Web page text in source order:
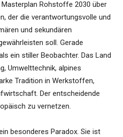
Rohstoffe 2030 über
der die verantwortungsvolle und
und sekundären
soll. Gerade
ein stiller Beobachter. Das Land
Umwelttechnik, alpines
Tradition in Werkstoffen,
Der entscheidende
zu vernetzen.
besonderes Paradox. Sie ist